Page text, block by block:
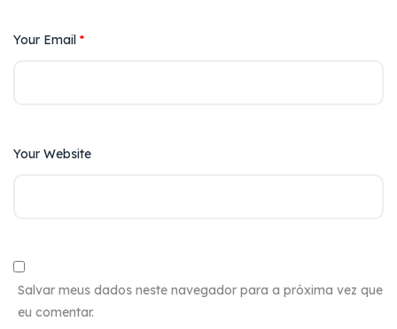
Your Email *
Your Website
Salvar meus dados neste navegador para a próxima vez que
eu comentar.